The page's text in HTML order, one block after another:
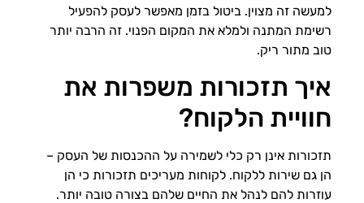
למעשה זה מצוין. ביטול בזמן מאפשר לעסק להפעיל
רשימת המתנה ולמלא את המקום הפנוי. זה הרבה יותר
טוב מתור ריק.
איך תזכורות משפרות את
חוויית הלקוח?
תזכורות אינן רק כלי לשמירה על ההכנסות של העסק –
הן גם שירות ללקוח. לקוחות מעריכים תזכורות כי הן
עוזרות להם לנהל את החיים שלהם בצורה טובה יותר.